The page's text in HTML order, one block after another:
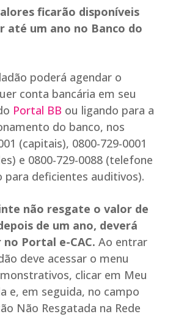
ficarão disponíveis
até um ano no Banco do
poderá agendar o
conta bancária em seu
Portal BB ou ligando para a
do banco, nos
(capitais), 0800-729-0001
e 0800-729-0088 (telefone
para deficientes auditivos).
não resgate o valor de
de um ano, deverá
Portal e-CAC. Ao entrar
deve acessar o menu
clicar em Meu
e, em seguida, no campo
Não Resgatada na Rede